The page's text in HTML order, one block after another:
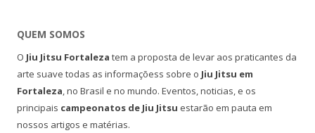
QUEM SOMOS
O Jiu Jitsu Fortaleza tem a proposta de levar aos praticantes da
arte suave todas as informaçõess sobre o Jiu Jitsu em
Fortaleza, no Brasil e no mundo. Eventos, noticias, e os
principais campeonatos de Jiu Jitsu estarão em pauta em
nossos artigos e matérias.